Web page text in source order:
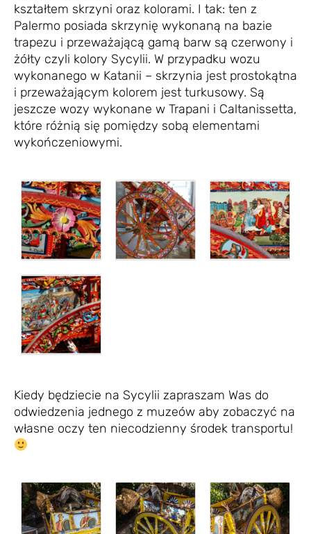
kształtem skrzyni oraz kolorami. I tak: ten z
Palermo posiada skrzynię wykonaną na bazie
trapezu i przeważającą gamą barw są czerwony i
żółty czyli kolory Sycylii. W przypadku wozu
wykonanego w Katanii – skrzynia jest prostokątna
i przeważającym kolorem jest turkusowy. Są
jeszcze wozy wykonane w Trapani i Caltanissetta,
które różnią się pomiędzy sobą elementami
wykończeniowymi.
Kiedy będziecie na Sycylii zapraszam Was do
odwiedzenia jednego z muzeów aby zobaczyć na
własne oczy ten niecodzienny środek transportu!